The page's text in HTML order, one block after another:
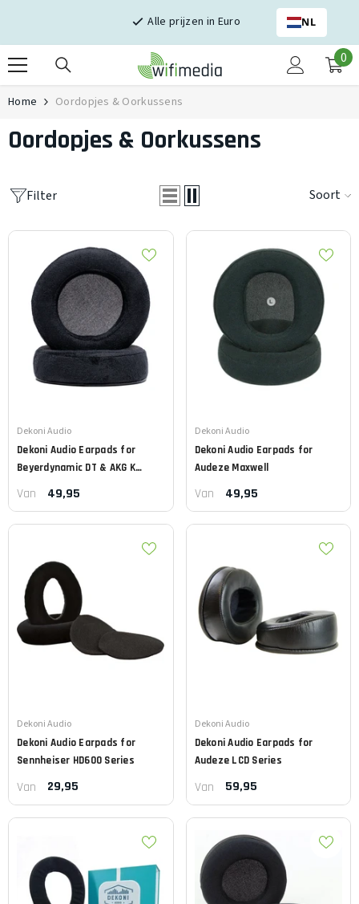
Alle prijzen in Euro NL
0
0
Home Oordopjes & Oorkussens
Oordopjes & Oorkussens
Filter Soort
Leverancier:
Dekoni Audio
Dekoni Audio Earpads for
Beyerdynamic DT & AKG K
Van 49,95
Leverancier:
Dekoni Audio
Dekoni Audio Earpads for
Audeze Maxwell
Van 49,95
Leverancier:
Dekoni Audio
Dekoni Audio Earpads for
Sennheiser HD600 Series
Van 29,95
Leverancier:
Dekoni Audio
Dekoni Audio Earpads for
Audeze LCD Series
Van 59,95